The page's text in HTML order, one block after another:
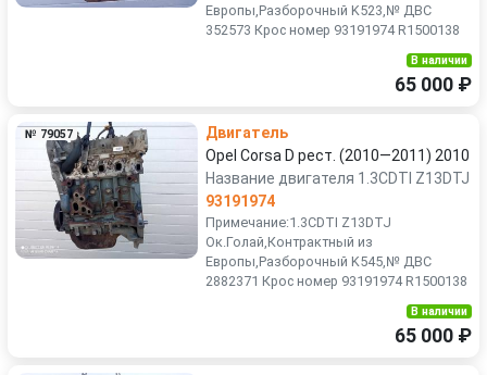
Европы,Разборочный K523,№ ДВС
352573 Крос номер 93191974 R1500138
В наличии
65 000 ₽
№ 79057
Двигатель
Opel Corsa D рест. (2010—2011) 2010
Название двигателя 1.3CDTI Z13DTJ
93191974
Примечание:1.3CDTI Z13DTJ
Ок.Голай,Контрактный из
Европы,Разборочный K545,№ ДВС
2882371 Крос номер 93191974 R1500138
В наличии
65 000 ₽